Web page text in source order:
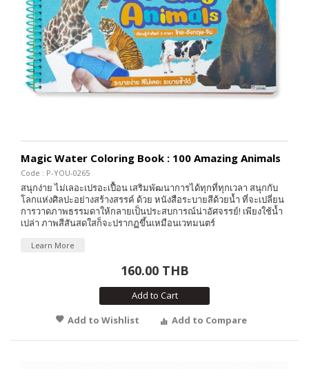
Magic Water Coloring Book : 100 Amazing Animals
Code : P-YOU-0265
สนุกง่าย ไม่เลอะเปรอะเปื้อน เสริมพัฒนาการได้ทุกที่ทุกเวลา สนุกกับ
โลกแห่งศิลปะอย่างสร้างสรรค์ ด้วย หนังสือระบายสีด้วยน้ำ ที่จะเปลี่ยน
การวาดภาพธรรมดาให้กลายเป็นประสบการณ์น่าอัศจรรย์! เพียงใช้น้ำ
เปล่า ภาพสีสันสดใสก็จะปรากฏขึ้นเหมือนเวทมนตร์
Learn More
160.00 THB
Add to Cart
Add to Wishlist
Add to Compare